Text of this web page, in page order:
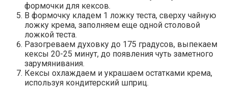
формочки для кексов.
В формочку кладем 1 ложку теста, сверху чайную
ложку крема, заполняем еще одной столовой
ложкой теста.
Разогреваем духовку до 175 градусов, выпекаем
кексы 20-25 минут, до появления чуть заметного
зарумянивания.
Кексы охлаждаем и украшаем остатками крема,
используя кондитерский шприц.